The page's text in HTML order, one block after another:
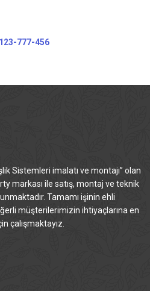
123-777-456
Sistemleri imalatı ve montajı” olan
markası ile satış, montaj ve teknik
Tamamı işinin ehli
müşterilerimizin ihtiyaçlarına en
çalışmaktayız.